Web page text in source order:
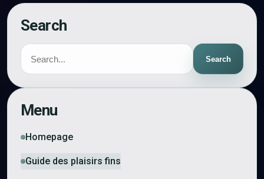
Search
Search
Menu
Homepage
Guide des plaisirs fins